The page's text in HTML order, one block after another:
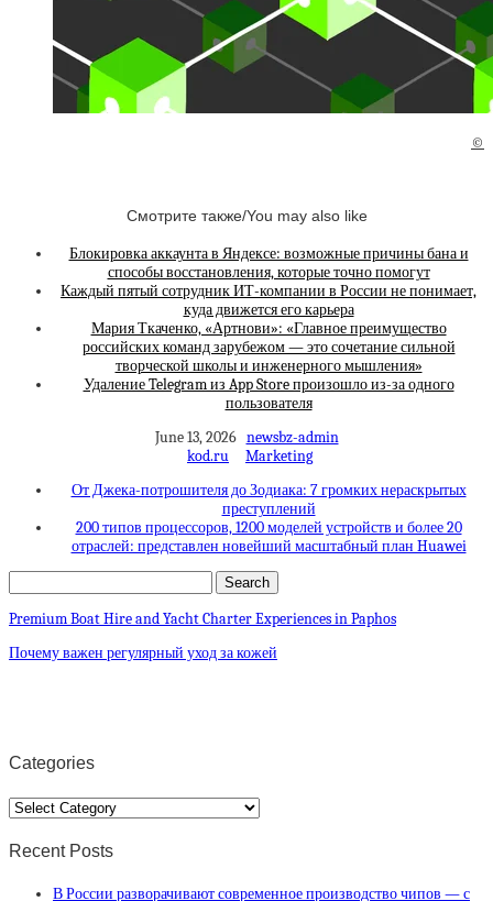
©
Смотрите также/You may also like
Блокировка аккаунта в Яндексе: возможные причины бана и
способы восстановления, которые точно помогут
Каждый пятый сотрудник ИТ-компании в России не понимает,
куда движется его карьера
Мария Ткаченко, «Артнови»: «Главное преимущество
российских команд зарубежом — это сочетание сильной
творческой школы и инженерного мышления»
Удаление Telegram из App Store произошло из-за одного
пользователя
June 13, 2026 newsbz-admin
kod.ru
Marketing
От Джека-потрошителя до Зодиака: 7 громких нераскрытых
преступлений
200 типов процессоров, 1200 моделей устройств и более 20
отраслей: представлен новейший масштабный план Huawei
Premium Boat Hire and Yacht Charter Experiences in Paphos
Почему важен регулярный уход за кожей
Categories
Categories
Recent Posts
В России разворачивают современное производство чипов — с